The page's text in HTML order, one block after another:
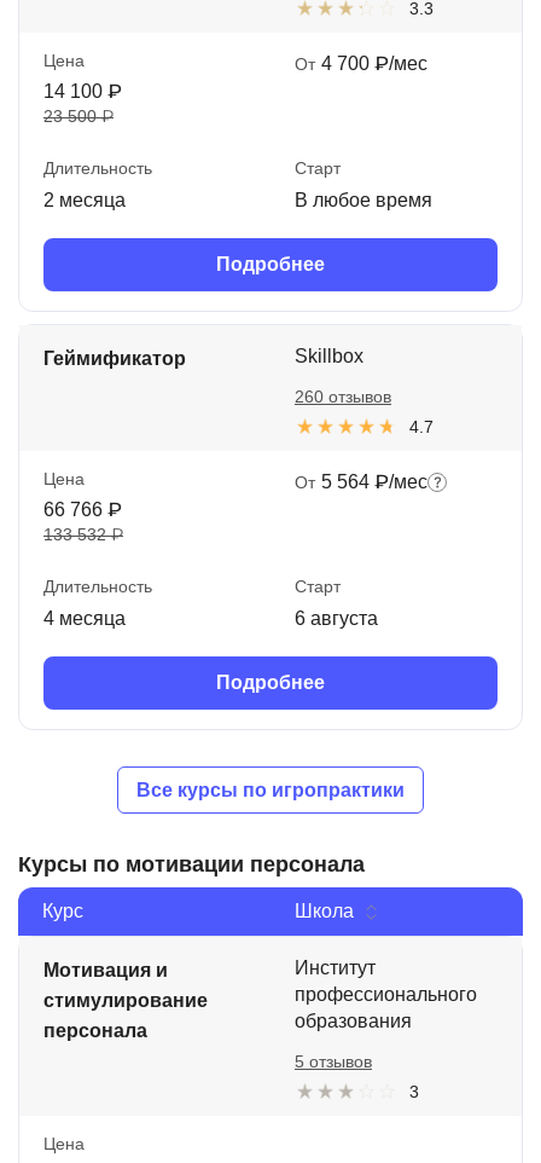
3.3
Цена
14 100 ₽
23 500 ₽
От 4 700 ₽/мес
Длительность
2 месяца
Старт
В любое время
Подробнее
Геймификатор Skillbox
4.7
260 отзывов
Цена
66 766 ₽
133 532 ₽
От 5 564 ₽/мес
Длительность
4 месяца
Старт
6 августа
Подробнее
Все курсы по игропрактики
Курсы по мотивации персонала
Курс Школа
Мотивация и
стимулирование
персонала
Институт
профессионального
образования
3
5 отзывов
Цена